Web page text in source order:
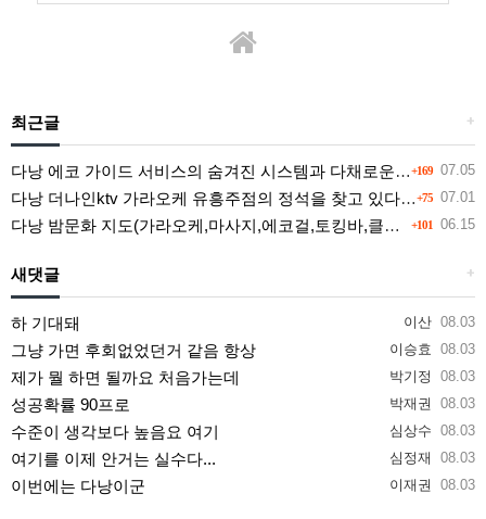
+
최근글
+169 07.05
다낭 에코 가이드 서비스의 숨겨진 시스템과 다채로운 인력 풀의 진실
+75 07.01
다낭 더나인ktv 가라오케 유흥주점의 정석을 찾고 있다면 여기
+101 06.15
다낭 밤문화 지도(가라오케,마사지,에코걸,토킹바,클럽) 유흥별 가격 및 후기공유
+
새댓글
이산 08.03
하 기대돼
이승효 08.03
그냥 가면 후회없었던거 같음 항상
박기정 08.03
제가 뭘 하면 될까요 처음가는데
박재권 08.03
성공확률 90프로
심상수 08.03
수준이 생각보다 높음요 여기
심정재 08.03
여기를 이제 안거는 실수다...
이재권 08.03
이번에는 다낭이군